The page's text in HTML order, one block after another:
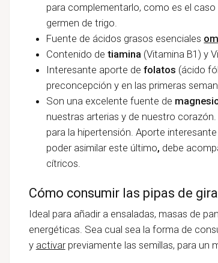
para complementarlo, como es el caso
germen de trigo.
Fuente de ácidos grasos esenciales
Contenido detiamina (Vitamina B1) y
Interesante aporte de folatos (ácido
preconcepción y en las primeras
Son una excelente fuente de
nuestras arterias y de nuestro
para la hipertensión. Aporte
poder asimilar este último, debe
cítricos.
Cómo consumir las pipas de
Ideal para añadir a ensaladas, masas de
energéticas. Sea cual sea la forma de
y activarpreviamente las semillas, para un